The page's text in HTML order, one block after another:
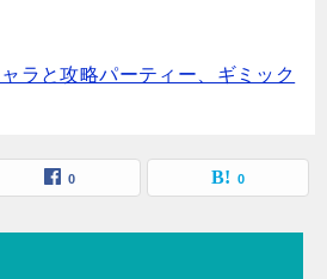
ラと攻略パーティー、ギミック
0 0